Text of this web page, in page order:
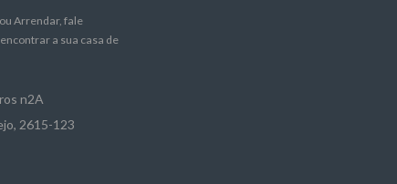
Arrendar, fale
a sua casa de
n2A
2615-123